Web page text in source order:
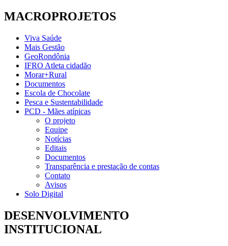
MACROPROJETOS
Viva Saúde
Mais Gestão
GeoRondônia
IFRO Atleta cidadão
Morar+Rural
Documentos
Escola de Chocolate
Pesca e Sustentabilidade
PCD - Mães atípicas
O projeto
Equipe
Notícias
Editais
Documentos
Transparência e prestação de contas
Contato
Avisos
Solo Digital
DESENVOLVIMENTO
INSTITUCIONAL